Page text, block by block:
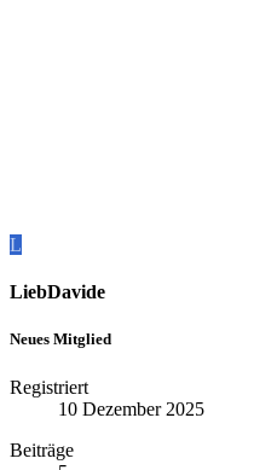
L
LiebDavide
Neues Mitglied
Registriert
10 Dezember 2025
Beiträge